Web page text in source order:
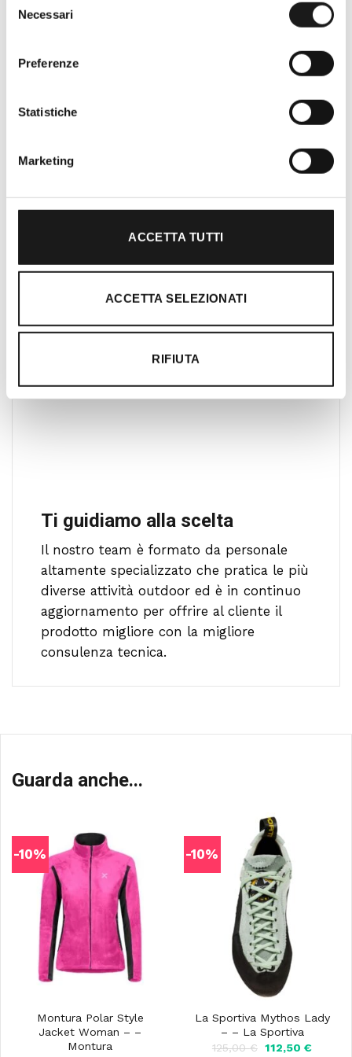
delNecessari
Preferenze
Statistiche
Marketing
ACCETTA TUTTI
ACCETTA SELEZIONATI
RIFIUTA
Oltre 30 anni di esperienza
Roma, RRTrek è il punto di riferimento
Lazio. Da sempre soddisfiamo i nostri
clienti con professionalità, rendendo
gratificante.
Ti guidiamo alla scelta
Il nostro team è formato da personale
altamente specializzato che pratica le più
diverse attività outdoor ed è in continuo
aggiornamento per offrire al cliente il
prodotto migliore con la migliore
consulenza tecnica.
Guarda anche...
-10%
Montura Polar Style
Jacket Woman – –
Montura
-10%
La Sportiva Mythos Lady
– – La Sportiva
125,00€ Il
112,50€Il